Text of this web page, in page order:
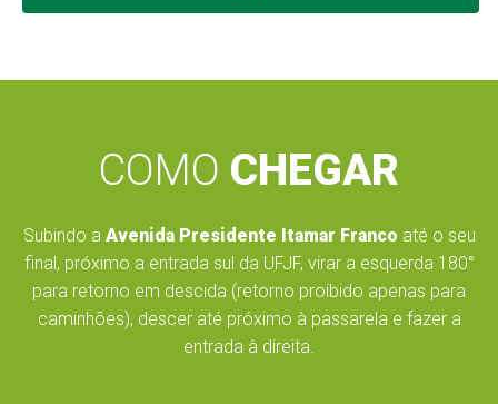
COMO CHEGAR
Subindo a Avenida Presidente Itamar Franco até o seu
final, próximo a entrada sul da UFJF, virar a esquerda 180°
para retorno em descida (retorno proibido apenas para
caminhões), descer até próximo à passarela e fazer a
entrada à direita.